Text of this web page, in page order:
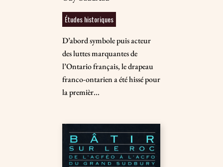
Études historiques
D’abord symbole puis acteur
des luttes marquantes de
l’Ontario français, le drapeau
franco-ontarien a été hissé pour
la premièr...